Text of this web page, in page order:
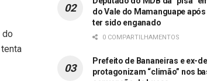
do
do Vale do Mamanguape
ter sido enganado
0 COMPARTILHAMENTOS
Prefeito de Bananeiras e ex-
protagonizam “climão” nos